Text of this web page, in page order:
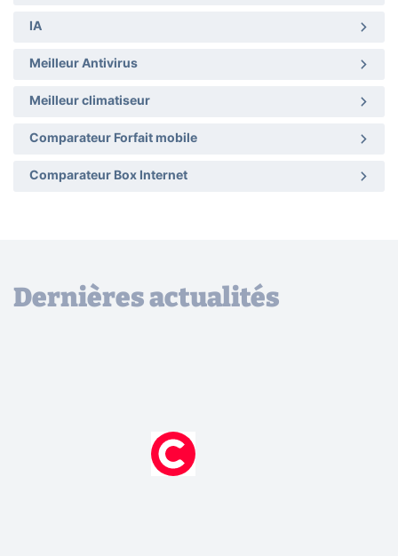
IA
Meilleur Antivirus
Meilleur climatiseur
Comparateur Forfait mobile
Comparateur Box Internet
Dernières actualités